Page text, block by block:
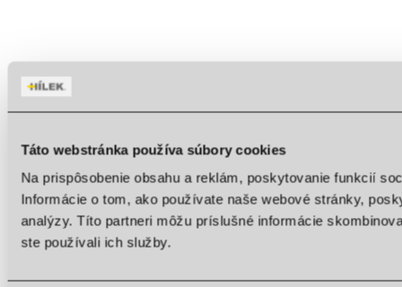
Táto webstránka používa súbory cookies
Na prispôsobenie obsahu a reklám, poskytovanie funkcií
Informácie o tom, ako používate naše webové stránky,
analýzy. Títo partneri môžu príslušné informácie
ste používali ich služby.